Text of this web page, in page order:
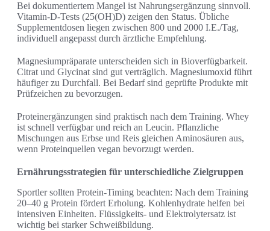
Bei dokumentiertem Mangel ist Nahrungsergänzung sinnvoll.
Vitamin-D-Tests (25(OH)D) zeigen den Status. Übliche
Supplementdosen liegen zwischen 800 und 2000 I.E./Tag,
individuell angepasst durch ärztliche Empfehlung.
Magnesiumpräparate unterscheiden sich in Bioverfügbarkeit.
Citrat und Glycinat sind gut verträglich. Magnesiumoxid führt
häufiger zu Durchfall. Bei Bedarf sind geprüfte Produkte mit
Prüfzeichen zu bevorzugen.
Proteinergänzungen sind praktisch nach dem Training. Whey
ist schnell verfügbar und reich an Leucin. Pflanzliche
Mischungen aus Erbse und Reis gleichen Aminosäuren aus,
wenn Proteinquellen vegan bevorzugt werden.
Ernährungsstrategien für unterschiedliche Zielgruppen
Sportler sollten Protein-Timing beachten: Nach dem Training
20–40 g Protein fördert Erholung. Kohlenhydrate helfen bei
intensiven Einheiten. Flüssigkeits- und Elektrolytersatz ist
wichtig bei starker Schweißbildung.